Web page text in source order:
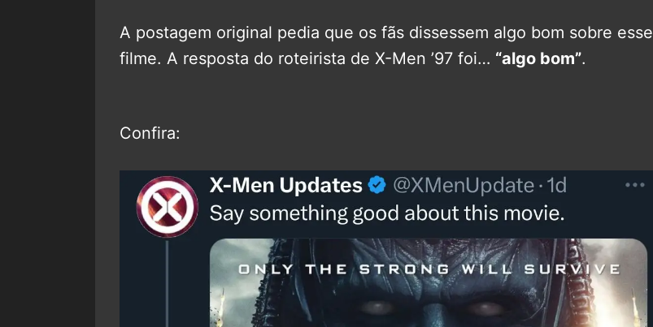
A postagem original pedia que os fãs dissessem algo bom sobre esse
filme. A resposta do roteirista de X-Men ’97 foi… “algo bom”.
Confira: